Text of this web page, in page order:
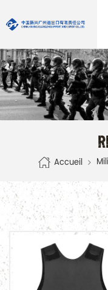
Accueil